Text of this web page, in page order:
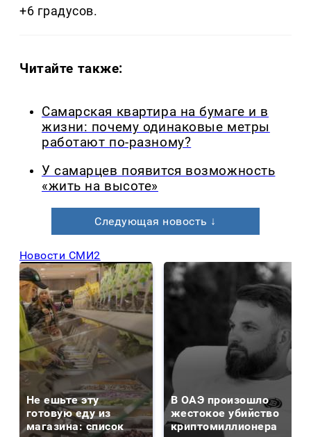
+6 градусов.
Читайте также:
Самарская квартира на бумаге и в
жизни: почему одинаковые метры
работают по-разному?
У самарцев появится возможность
«жить на высоте»
Следующая новость ↓
Новости СМИ2
Не ешьте эту
готовую еду из
магазина: список
В ОАЭ произошло
жестокое убийство
криптомиллионера